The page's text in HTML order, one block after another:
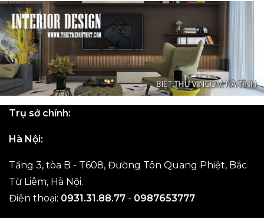
Trụ sở chính:
Hà Nội:
Tầng 3, tòa B - T608, Đường Tôn Quang Phiệt, Bắc
Từ Liêm, Hà Nội.
Điện thoại: 0931.31.88.77 - 0987653777